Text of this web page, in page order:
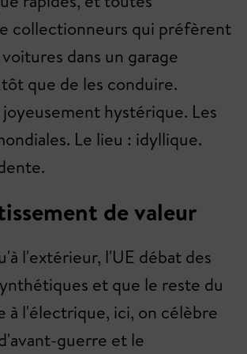
collectionneurs qui préfèrent
dans un garage
que de les conduire.
joyeusement hystérique. Les
Le lieu : idyllique.
de valeur
l'extérieur, l'UE débat des
et que le reste du
à l'électrique, ici, on célèbre
guerre et le